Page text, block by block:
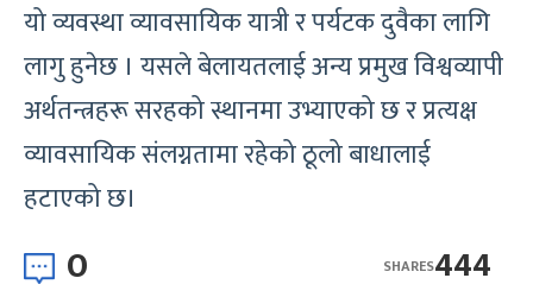
यो व्यवस्था व्यावसायिक यात्री र पर्यटक दुवैका लागि
लागु हुनेछ । यसले बेलायतलाई अन्य प्रमुख विश्वव्यापी
अर्थतन्त्रहरू सरहको स्थानमा उभ्याएको छ र प्रत्यक्ष
व्यावसायिक संलग्नतामा रहेको ठूलो बाधालाई
हटाएको छ।
0 444
SHARES